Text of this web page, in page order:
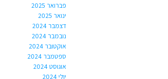
פברואר 2025
ינואר 2025
דצמבר 2024
נובמבר 2024
אוקטובר 2024
ספטמבר 2024
אוגוסט 2024
יולי 2024